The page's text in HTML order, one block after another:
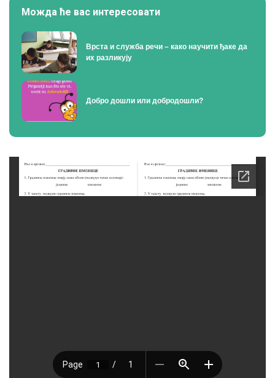
Можда ће вас интересовати
Врста и служба речи – како научити ђаке да
их разликују
Добро дошли или добродошли?